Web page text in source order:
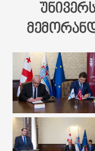
ᲡᲐᲔᲠᲗᲐᲨᲝᲠᲘᲡᲝ
ᲑᲘᲑᲚᲘᲝᲗᲔᲙᲐ
ᲡᲢᲣᲓᲔᲜᲢᲣᲠᲘ ᲪᲮᲝᲕᲠᲔᲑᲐ
ᲙᲝᲜᲢᲐᲥᲢᲘ